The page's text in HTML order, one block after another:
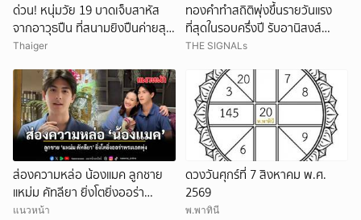
ด่วน! หนุ่มวัย 19 บาดเจ็บสาหัส
จากอาวุธปืน ที่สนามยิงปืนค่ายสุร
นารี โคราช ตำรวจเร่งสอบสาเหตุ
Thaiger
ทองคำทำสถิติพุ่งขึ้นรายวันแรง
ที่สุดในรอบครึ่งปี รับอานิสงส์
ดอลลาร์อ่อนค่า
THE SIGNALs
ส่องความหล่อ น้องแมค ลูกชาย
แหม่ม คัทลียา ยิ่งโตยิ่งออร่า
พระเอกพุ่ง
แนวหน้า
ดวงวันศุกร์ที่ 7 สิงหาคม พ.ศ.
2569
พ.พาทินี